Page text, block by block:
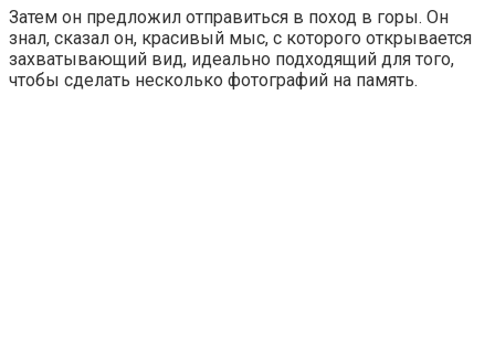
Затем он предложил отправиться в поход в горы. Он
знал, сказал он, красивый мыс, с которого открывается
захватывающий вид, идеально подходящий для того,
чтобы сделать несколько фотографий на память.